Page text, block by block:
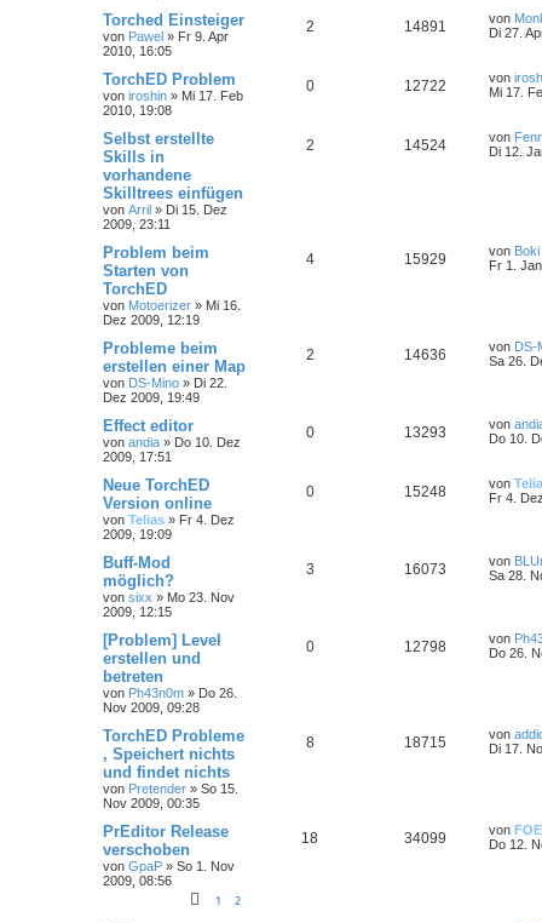
Torched Einsteiger
von Pawel » Fr 9. Apr
2010, 16:05
2 14891 von
Di 27.
TorchED Problem
von iroshin » Mi 17. Feb
2010, 19:08
0 12722 von
Mi 17.
Selbst erstellte
Skills in
vorhandene
Skilltrees einfügen
von Arril » Di 15. Dez
2009, 23:11
2 14524 von
Di 12.
Problem beim
Starten von
TorchED
von Motoerizer » Mi 16.
Dez 2009, 12:19
4 15929 von Boki
Fr 1.
Probleme beim
erstellen einer Map
von DS-Mino » Di 22.
Dez 2009, 19:49
2 14636 von DS-
Sa 26.
Effect editor
von andia » Do 10. Dez
2009, 17:51
0 13293 von
Do 10.
Neue TorchED
Version online
von Telias » Fr 4. Dez
2009, 19:09
0 15248 von
Fr 4.
Buff-Mod
möglich?
von sixx » Mo 23. Nov
2009, 12:15
3 16073 von
Sa 28.
[Problem] Level
erstellen und
betreten
von Ph43n0m » Do 26.
Nov 2009, 09:28
0 12798 von
Do 26.
TorchED Probleme
, Speichert nichts
und findet nichts
von Pretender » So 15.
Nov 2009, 00:35
8 18715 von
Di 17.
PrEditor Release
verschoben
von GpaP » So 1. Nov
2009, 08:56
1 2
18 34099 von FOE
Do 12.